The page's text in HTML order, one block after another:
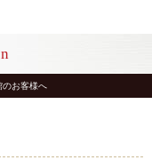
お客様へ